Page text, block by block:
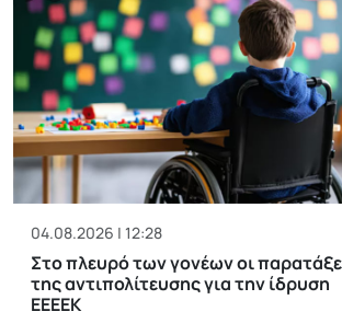
04.08.2026 | 12:28
Στο πλευρό των γονέων οι
της αντιπολίτευσης για την ίδρυση
ΕΕΕΕΚ